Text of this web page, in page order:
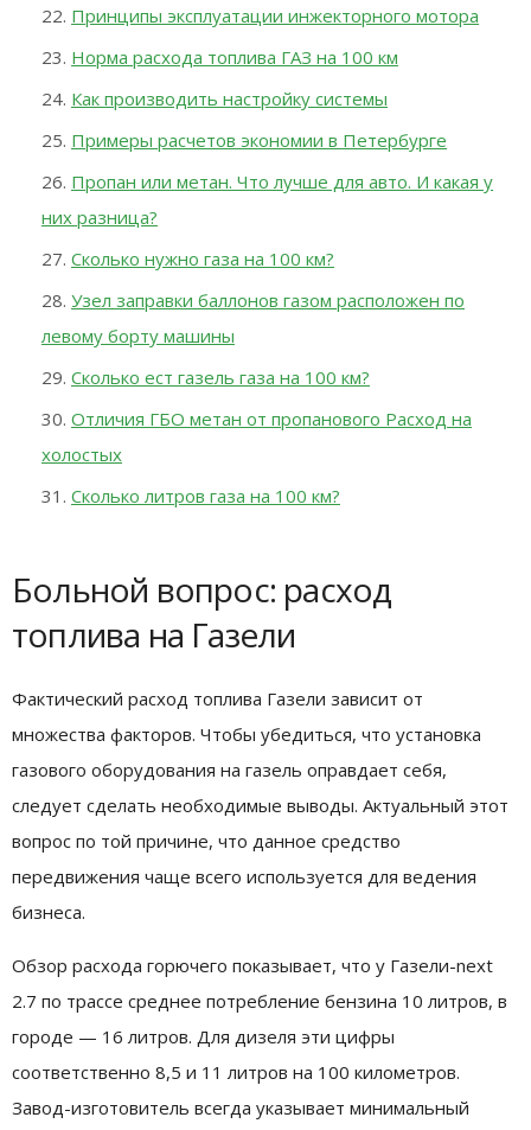
Принципы эксплуатации инжекторного мотора
Норма расхода топлива ГАЗ на 100 км
Как производить настройку системы
Примеры расчетов экономии в Петербурге
Пропан или метан. Что лучше для авто. И какая у
них разница?
Сколько нужно газа на 100 км?
Узел заправки баллонов газом расположен по
левому борту машины
Сколько ест газель газа на 100 км?
Отличия ГБО метан от пропанового Расход на
холостых
Сколько литров газа на 100 км?
Больной вопрос: расход
топлива на Газели
Фактический расход топлива Газели зависит от
множества факторов. Чтобы убедиться, что установка
газового оборудования на газель оправдает себя,
следует сделать необходимые выводы. Актуальный этот
вопрос по той причине, что данное средство
передвижения чаще всего используется для ведения
бизнеса.
Обзор расхода горючего показывает, что у Газели-next
2.7 по трассе среднее потребление бензина 10 литров, в
городе — 16 литров. Для дизеля эти цифры
соответственно 8,5 и 11 литров на 100 километров.
Завод-изготовитель всегда указывает минимальный